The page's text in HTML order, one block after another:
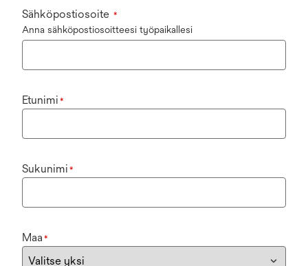
Sähköpostiosoite *
Anna sähköpostiosoitteesi työpaikallesi
Etunimi *
Sukunimi *
Maa *